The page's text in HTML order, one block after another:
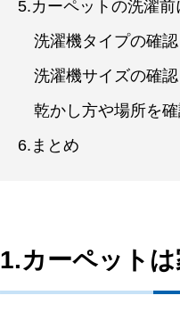
5.カーペットの洗濯
洗濯機タイプの確認
洗濯機サイズの確認
乾かし方や場所を
6.まとめ
1.カーペット